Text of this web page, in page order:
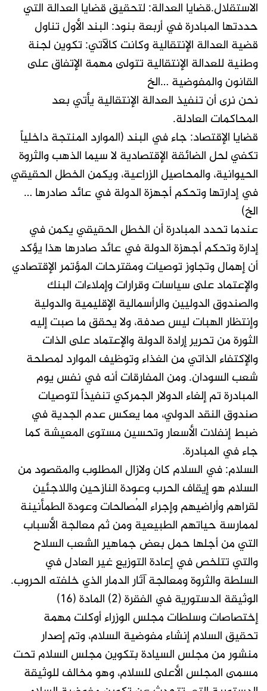
الاستقلال.قضايا العدالة: لتحقيق قضايا العدالة التي
حددتها المبادرة في أربعة بنود: البند الأول تناول
قضية العدالة الإنتقالية وكانت كالآتي: تكوين لجنة
وطنية للعدالة الإنتقالية تتولى مهمة الإتفاق على
القانون والمفوضية …الخ
نحن نرى أن تنفيذ العدالة الإنتقالية يأتي بعد
المحاكمات العادلة.
قضايا الإقتصاد: جاء في البند (الموارد المنتجة داخلياً
تكفي لحل الضائقة الإقتصادية لا سيما الذهب والثروة
الحيوانية، والمحاصيل الزراعية، ويكمن الخطل الحقيقي
في إدارتها وتحكم أجهزة الدولة في عائد صادرها …
الخ)
عندما تحدد المبادرة أن الخطل الحقيقي يكمن في
إدارة وتحكم أجهزة الدولة في عائد صادرها هذا يؤكد
أن إهمال وتجاوز توصيات ومقترحات المؤتمر الإقتصادي
والإعتماد على سياسات وقرارات وإملاءات البنك
والصندوق الدوليين والرأسمالية الإقليمية والدولية
وإنتظار الهبات ليس صدفة، ولا يحقق ما صبت إليه
الثورة من تحرير إرادة الدولة والإعتماد على الذات
والإكتفاء الذاتي من الغذاء وتوظيف الموارد لمصلحة
شعب السودان. ومن المفارقات أنه في نفس يوم
المبادرة تم إلغاء الدولار الجمركي تنفيذاً لتوصيات
صندوق النقد الدولي، مما يعكس عدم الجدية في
ضبط إنفلات الأسعار وتحسين مستوى المعيشة كما
جاء في المبادرة.
السلام: في السلام كان ولازال المطلوب والمقصود من
السلام هو إيقاف الحرب وعودة النازحين واللاجئين
لقراهم وأراضيهم وإجراء المُصالحات وعودة الطمأنينة
لممارسة حياتهم الطبيعية ومن ثم معالجة الأسباب
التي من أجلها حمل بعض جماهير الشعب السلاح
والتي تتلخص في إعادة التوزيع غير العادل في
السلطة والثروة ومعالجة آثار الدمار الذي خلفته الحروب.
الوثيقة الدستورية في الفقرة (2) المادة (16)
إختصاصات وسلطات مجلس الوزراء أوكلت مهمة
تحقيق السلام إنشاء مفوضية السلام، وتم إصدار
منشور من مجلس السيادة بتكوين مجلس السلام تحت
مسمى المجلس الأعلى للسلام، وهو مخالف للوثيقة